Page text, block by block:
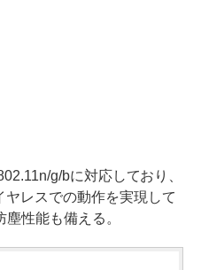
g/bに対応しており、
レスでの動作を実現して
性能も備える。